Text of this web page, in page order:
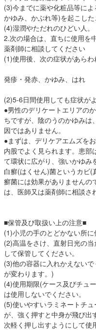
(3)今までに薬や化粧品等によ
かゆみ、かぶれ等)を起こした
(4)湿潤やただれのひどい人。
2.次の場合は、直ちに使用を
薬剤師に相談してください
(1)使用後、次の症状があらわ
発疹・発赤、かゆみ、はれ
(2)5-6日間使用しても症状が
●男性のデリケートエリアの
ちですが、陰のうのかゆみ
因ではありません。
●まずは、デリケアエムズを
内股でよく見られます。患部
て環状に広がり、強いかゆみ
白癬(はくせん)菌というカビ(
癬菌には効果がありませんの
は、医師又は薬剤師に相談さ
■保管及び取扱い上の注意■
(1)小児の手のとどかない所に
(2)高温をさけ、直射日光の
して保管してください。
(3)他の容器に入れかえない
が変わります。)
(4)使用期限(ケース及びチュ
は使用しないでください。
(5)使いやすいラミネートチ
が、強く押すと中身が飛び出
次軽く押し出すようにして使